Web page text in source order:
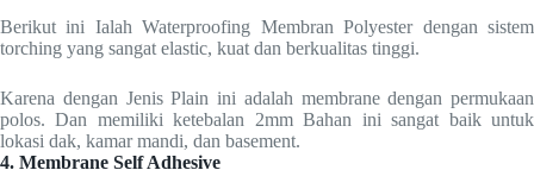
Berikut ini Ialah Waterproofing Membran Polyester dengan sistem
torching yang sangat elastic, kuat dan berkualitas tinggi.
Karena dengan Jenis Plain ini adalah membrane dengan permukaan
polos. Dan memiliki ketebalan 2mm Bahan ini sangat baik untuk
lokasi dak, kamar mandi, dan basement.
4. Membrane Self Adhesive